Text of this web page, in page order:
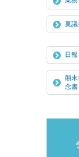
稟議
日
顛末
念書